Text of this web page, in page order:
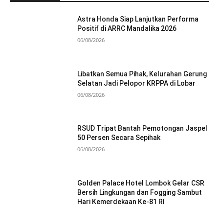
Astra Honda Siap Lanjutkan Performa
Positif di ARRC Mandalika 2026
06/08/2026
Libatkan Semua Pihak, Kelurahan Gerung
Selatan Jadi Pelopor KRPPA di Lobar
06/08/2026
RSUD Tripat Bantah Pemotongan Jaspel
50 Persen Secara Sepihak
06/08/2026
Golden Palace Hotel Lombok Gelar CSR
Bersih Lingkungan dan Fogging Sambut
Hari Kemerdekaan Ke-81 RI